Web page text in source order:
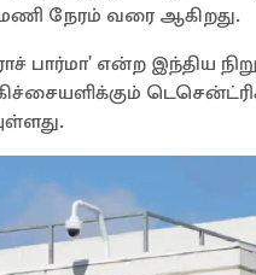
மணி நேரம் வரை ஆகிறது.
பார்மா' என்ற இந்திய